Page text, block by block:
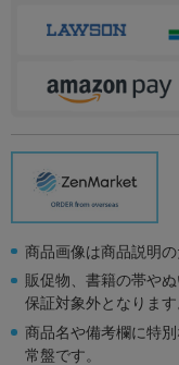
商品画像は商品説明
販促物、書籍の帯や
保証対象外となります
商品名や備考欄に特
常盤です。